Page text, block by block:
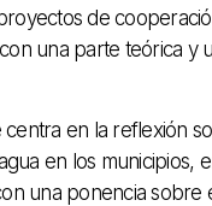
de
una parte teórica y
centra en la reflexión
en los municipios,
una ponencia sobre